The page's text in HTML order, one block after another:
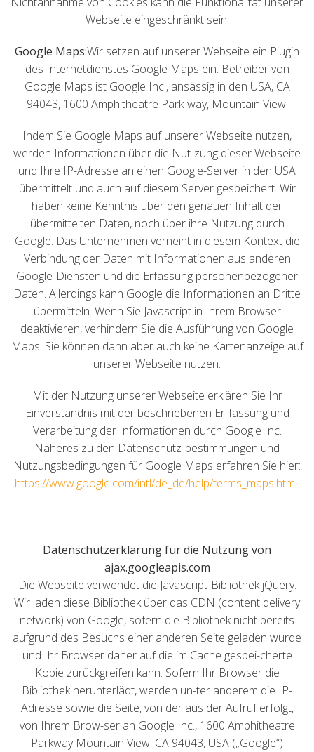
Webseite eingeschränkt sein.
Google Maps:Wir setzen auf unserer Webseite ein Plugin
des Internetdienstes Google Maps ein. Betreiber von
Google Maps ist Google Inc., ansässig in den USA, CA
94043, 1600 Amphitheatre Park-way, Mountain View.
Indem Sie Google Maps auf unserer Webseite nutzen,
werden Informationen über die Nut-zung dieser Webseite
und Ihre IP-Adresse an einen Google-Server in den USA
übermittelt und auch auf diesem Server gespeichert. Wir
haben keine Kenntnis über den genauen Inhalt der
übermittelten Daten, noch über ihre Nutzung durch
Google. Das Unternehmen verneint in diesem Kontext die
Verbindung der Daten mit Informationen aus anderen
Google-Diensten und die Erfassung personenbezogener
Daten. Allerdings kann Google die Informationen an Dritte
übermitteln. Wenn Sie Javascript in Ihrem Browser
deaktivieren, verhindern Sie die Ausführung von Google
Maps. Sie können dann aber auch keine Kartenanzeige auf
unserer Webseite nutzen.
Mit der Nutzung unserer Webseite erklären Sie Ihr
Einverständnis mit der beschriebenen Er-fassung und
Verarbeitung der Informationen durch Google Inc.
Näheres zu den Datenschutz-bestimmungen und
Nutzungsbedingungen für Google Maps erfahren Sie hier:
https://www.google.com/intl/de_de/help/terms_maps.html.
Datenschutzerklärung für die Nutzung von
ajax.googleapis.com
Die Webseite verwendet die Javascript-Bibliothek jQuery.
Wir laden diese Bibliothek über das CDN (content delivery
network) von Google, sofern die Bibliothek nicht bereits
aufgrund des Besuchs einer anderen Seite geladen wurde
und Ihr Browser daher auf die im Cache gespei-cherte
Kopie zurückgreifen kann. Sofern Ihr Browser die
Bibliothek herunterlädt, werden un-ter anderem die IP-
Adresse sowie die Seite, von der aus der Aufruf erfolgt,
von Ihrem Brow-ser an Google Inc., 1600 Amphitheatre
Parkway Mountain View, CA 94043, USA („Google“)